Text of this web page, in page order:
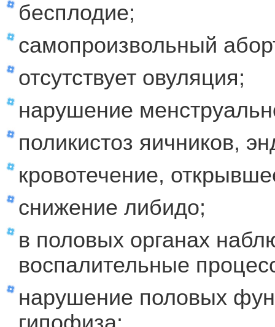
бесплодие;
самопроизвольный
отсутствует овуляция;
нарушение
поликистоз яичников,
кровотечение,
снижение либидо;
в половых органах
воспалительные
нарушение половых